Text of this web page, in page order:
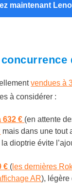
maintenant
vendues à
à considérer :
632 € (en attente
mais dans une tout
dioptrie évite
€ ( les dernières
AR), légère